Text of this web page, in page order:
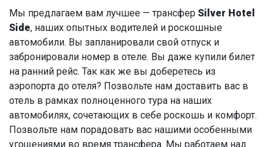
Мы предлагаем вам лучшее — трансфер Silver Hotel
Side, наших опытных водителей и роскошные
автомобили. Вы запланировали свой отпуск и
забронировали номер в отеле. Вы даже купили билет
на ранний рейс. Так как же вы доберетесь из
аэропорта до отеля? Позвольте нам доставить вас в
отель в рамках полноценного тура на наших
автомобилях, сочетающих в себе роскошь и комфорт.
Позвольте нам порадовать вас нашими особенными
угощениями во время трансфера. Мы работаем над